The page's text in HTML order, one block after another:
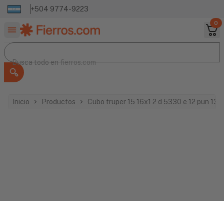
+504 9774-9223
0
Buscar productos
Busca todo en
Busca todo enfierros.com
Inicio Productos Cubo truper 15 16x1 2 d 5330 e 12 pun